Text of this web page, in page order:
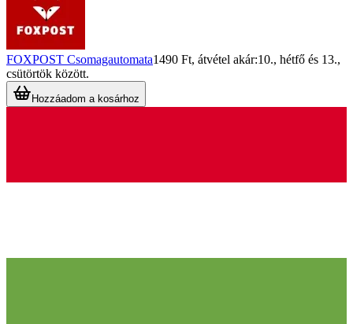
FOXPOST Csomagautomata1490 Ft, átvétel akár:10., hétfő és 13.,
csütörtök között.
Hozzáadom a kosárhoz